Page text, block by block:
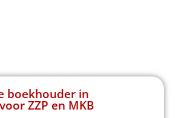
boekhouder in
ZZP en MKB